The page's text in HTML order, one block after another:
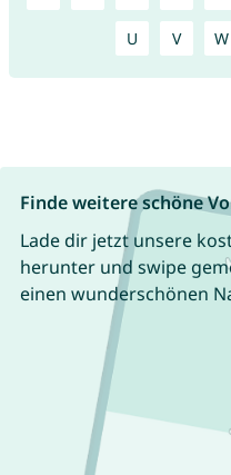
U V W
Finde weitere schöne
Lade dir jetzt unsere
herunter und swipe
einen wunderschönen